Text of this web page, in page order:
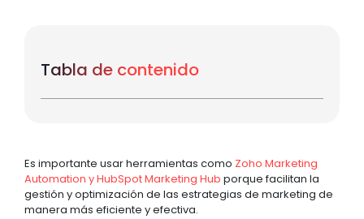
Tabla de contenido
Es importante usar herramientas como Zoho Marketing
Automation y HubSpot Marketing Hub porque facilitan la
gestión y optimización de las estrategias de marketing de
manera más eficiente y efectiva.